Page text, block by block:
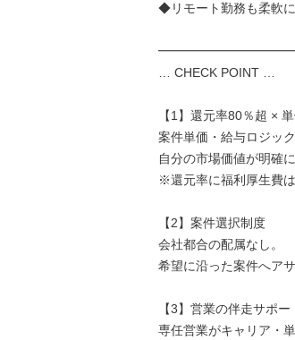
◆リモート勤務も柔軟
… CHECK POINT …
【1】還元率80％超 ×
案件単価・給与ロジッ
自分の市場価値が明確
※還元率に福利厚生費は
【2】案件選択制度
会社都合の配属なし。
希望に沿った案件へア
【3】営業の伴走サポー
専任営業がキャリア・